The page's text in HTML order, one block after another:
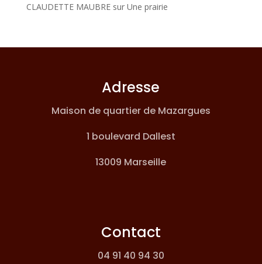
CLAUDETTE MAUBREsur Une prairie
Adresse
Maison de quartier de Mazargues
1 boulevard Dallest
13009 Marseille
Contact
04 91 40 94 30